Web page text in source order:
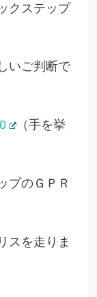
クステップ
いご判断で
（手を挙
プのＧＰＲ
スを走りま